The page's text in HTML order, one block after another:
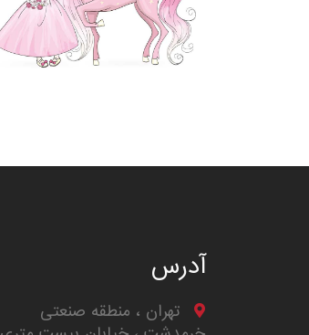
آدرس
تهران ، منطقه صنعتی